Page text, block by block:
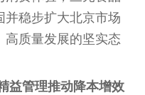
并稳步扩大北京市场
高质量发展的坚实态
益管理推动降本增效